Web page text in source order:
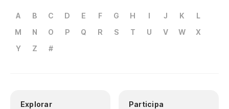
A B C D E F G H I J K
L
M
N O P Q R S T U V W
X
Y
Z #
Explorar Participa